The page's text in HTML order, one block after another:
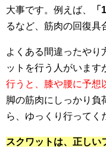
大事です。例えば、
るなど、筋肉の回復具
よくある間違ったやり
ットを行う人がいます
行うと、膝や腰に予想
脚の筋肉にしっかり負
ら、ゆっくり行ってく
スクワットは、正しい